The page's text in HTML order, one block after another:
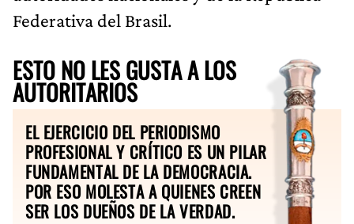
Federativa del Brasil.
ESTO NO LES GUSTA A LOS
AUTORITARIOS
EL EJERCICIO DEL PERIODISMO
PROFESIONAL Y CRÍTICO ES UN PILAR
FUNDAMENTAL DE LA DEMOCRACIA.
POR ESO MOLESTA A QUIENES CREEN
SER LOS DUEÑOS DE LA VERDAD.